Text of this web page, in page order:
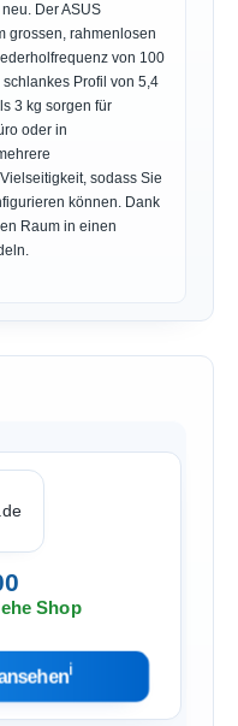
Der ASUS
grossen, rahmenlosen
von 100
Profil von 5,4
3 kg sorgen für
oder in
sodass Sie
können. Dank
Raum in einen
Shop
ℹ︎